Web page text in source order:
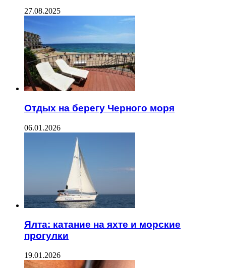
27.08.2025
Отдых на берегу Черного моря
06.01.2026
Ялта: катание на яхте и морские
прогулки
19.01.2026